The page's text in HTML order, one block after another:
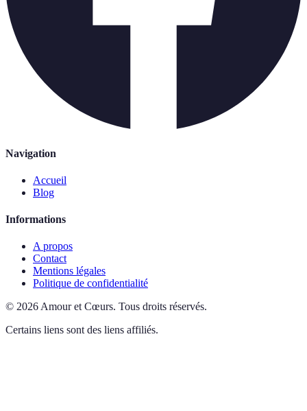
Navigation
Accueil
Blog
Informations
A propos
Contact
Mentions légales
Politique de confidentialité
© 2026Amour et Cœurs. Tous droits réservés.
Certains liens sont des liens affiliés.